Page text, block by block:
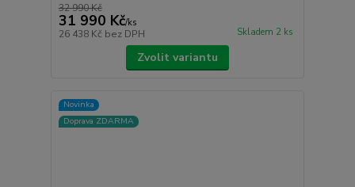
32 990 Kč
31 990 Kč/ks
26 438 Kč bez DPH Skladem 2 ks
Zvolit variantu
Novinka
Doprava ZDARMA